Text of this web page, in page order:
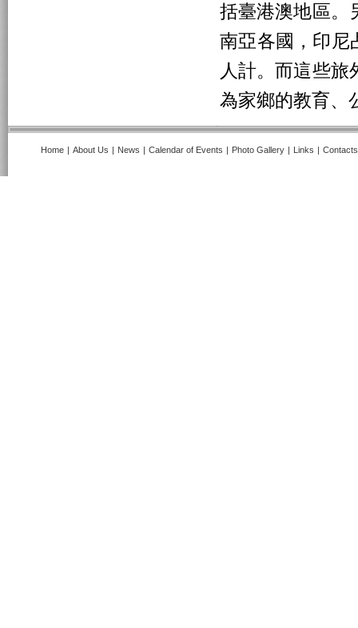
括臺港澳地區。
南亞各國，印尼
人計。而這些
為家鄉的教育、
Home | About Us | News | Calendar of Events | Photo Gallery | Links | Contacts